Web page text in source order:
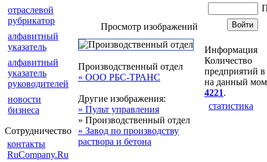
отраслевой
рубрикатор
алфавитный
указатель
алфавитный
указатель
руководителей
новости
бизнеса
Сотрудничество
контакты
RuCompany.Ru
Просмотр изображений
Производственный отдел
« ООО РБС-ТРАНС
Другие изображения:
» Пульт управления
» Производственный отдел
» Завод по производству
раствора и бетона
Информация
Количество
предприятий в
на данный
4221.
статистика